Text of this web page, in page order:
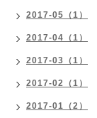
2017-05（1）
2017-04（1）
2017-03（1）
2017-02（1）
2017-01（2）